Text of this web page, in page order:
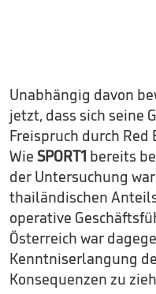
Unabhängig davon
jetzt, dass sich seine
Freispruch durch
Wie SPORT1 bereits
der Untersuchung
thailändischen
operative
Österreich war
Kenntniserlangung
Konsequenzen zu